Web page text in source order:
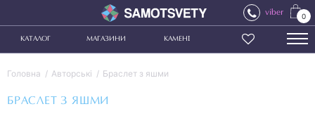
viber 0
КАТАЛОГ МАГАЗИНИ КАМЕНІ
Головна Авторські Браслет з яшми
БРАСЛЕТ З ЯШМИ